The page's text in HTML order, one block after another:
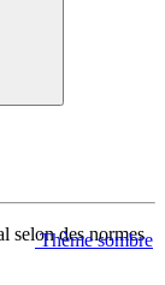
Thème sombre
selon des normes